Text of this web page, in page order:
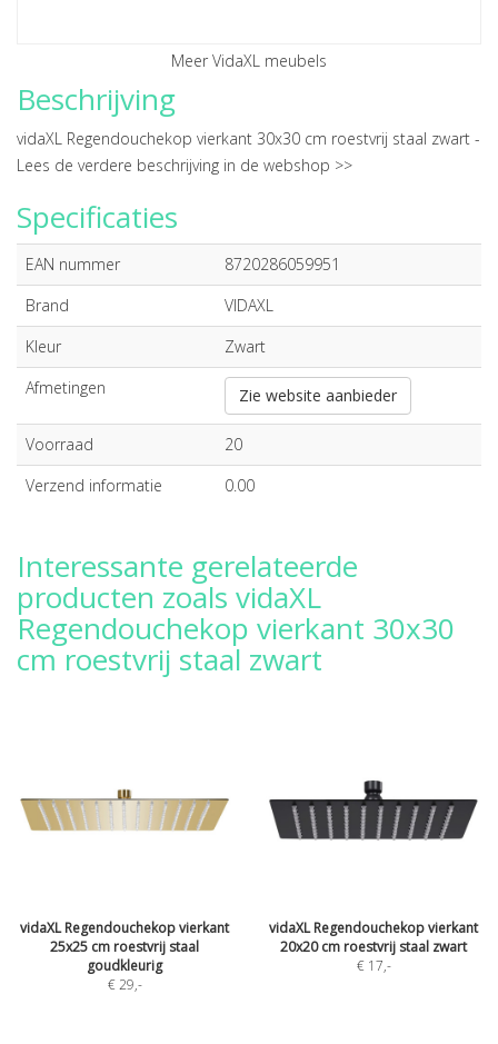
Meer VidaXL meubels
Beschrijving
vidaXL Regendouchekop vierkant 30x30 cm roestvrij staal zwart -
Lees de verdere beschrijving in de webshop >>
Specificaties
EAN nummer
8720286059951
Brand
VIDAXL
Kleur
Zwart
Afmetingen
Zie website aanbieder
Voorraad
20
Verzend informatie
0.00
Interessante gerelateerde
producten zoals vidaXL
Regendouchekop vierkant 30x30
cm roestvrij staal zwart
vidaXL Regendouchekop vierkant
25x25 cm roestvrij staal
goudkleurig
€ 29,-
vidaXL Regendouchekop vierkant
20x20 cm roestvrij staal zwart
€ 17,-